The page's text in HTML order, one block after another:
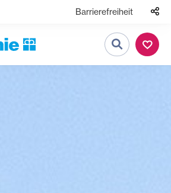
Barrierefreiheit
Suche